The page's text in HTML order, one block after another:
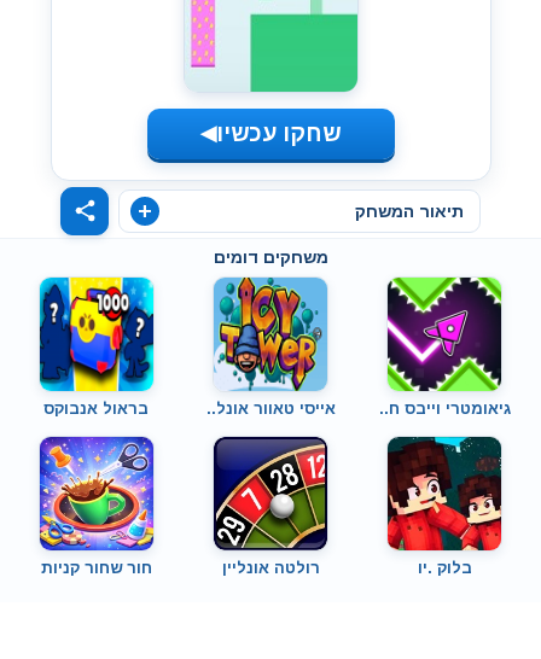
שחקו עכשיו◀
תיאור המשחק
משחקים דומים
גיאומטרי וייבס ח.. אייסי טאוור אונל.. בראול אנבוקס
בלוק .יו רולטה אונליין חור שחור קניות